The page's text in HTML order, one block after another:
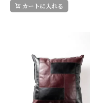
カートに入れる